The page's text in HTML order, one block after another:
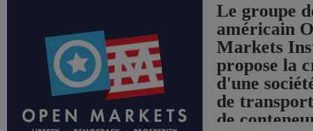
Le groupe
américain
Markets
propose la
d'une
de
de